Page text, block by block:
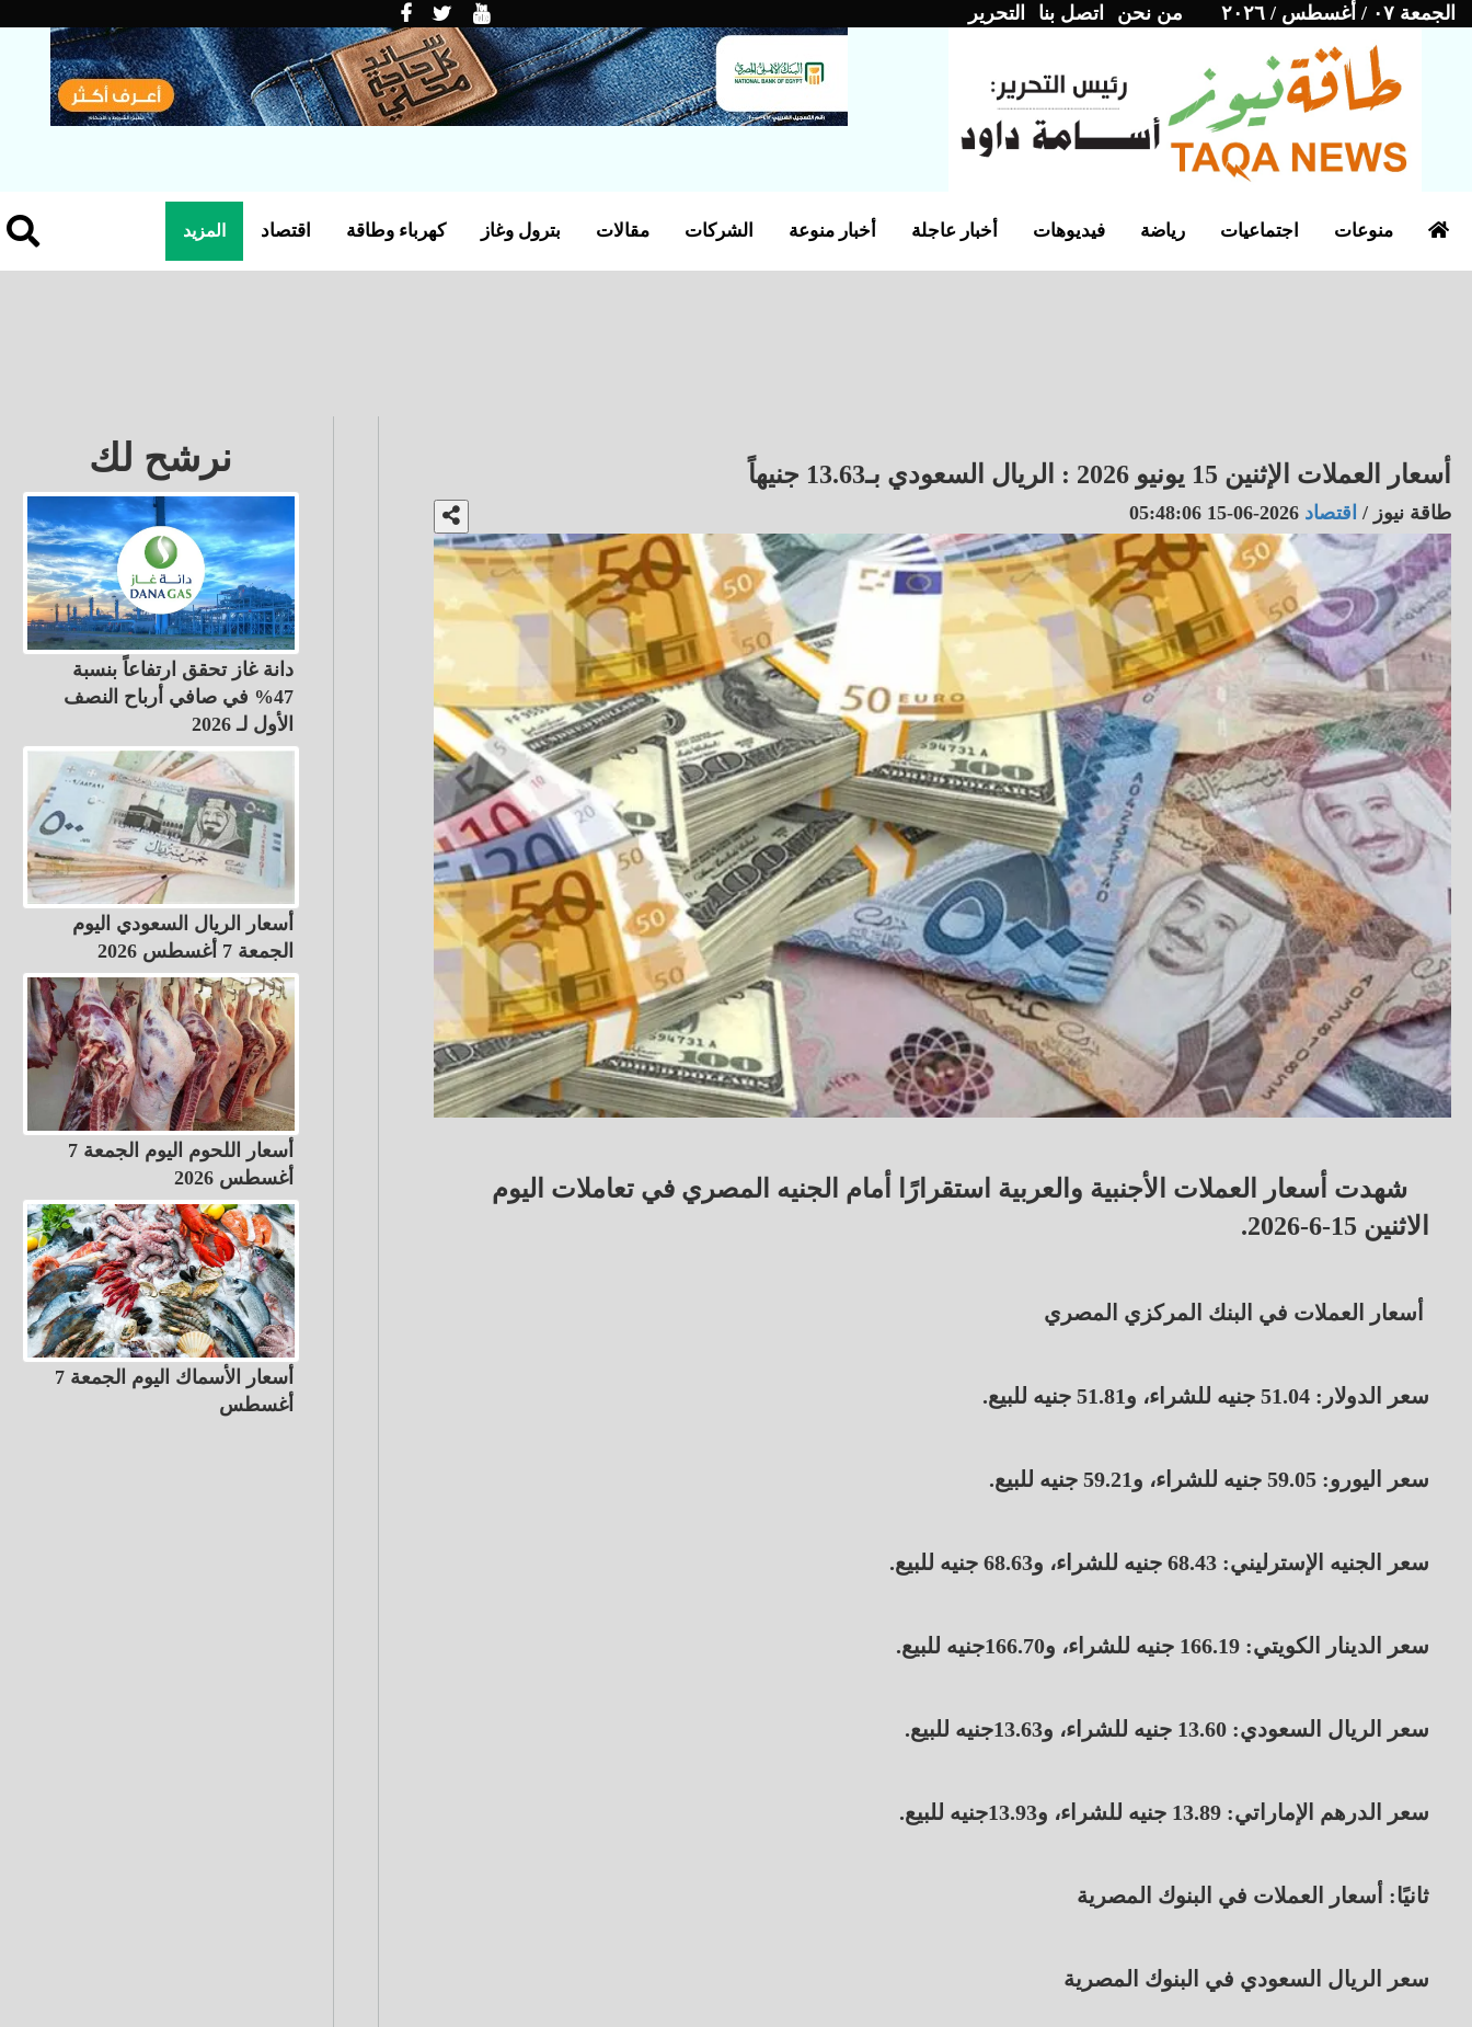
الجمعة ٠٧ / أغسطس / ٢٠٢٦ من نحن اتصل بنا التحرير
المزيد اقتصاد كهرباء وطاقة بترول وغاز مقالات الشركات أخبار منوعة أخبار عاجلة فيديوهات رياضة اجتماعيات منوعات
أسعار العملات الإثنين 15 يونيو 2026 : الريال السعودي بـ13.63 جنيهاً
طاقة نيوز / اقتصاد2026-06-15 05:48:06
شهدت أسعار العملات الأجنبية والعربية استقرارًا أمام الجنيه المصري في تعاملات اليوم
الاثنين 15-6-2026.
أسعار العملات في البنك المركزي المصري
سعر الدولار: 51.04 جنيه للشراء، و51.81 جنيه للبيع.
سعر اليورو: 59.05 جنيه للشراء، و59.21 جنيه للبيع.
سعر الجنيه الإسترليني: 68.43 جنيه للشراء، و68.63 جنيه للبيع.
سعر الدينار الكويتي: 166.19 جنيه للشراء، و166.70جنيه للبيع.
سعر الريال السعودي: 13.60 جنيه للشراء، و13.63جنيه للبيع.
سعر الدرهم الإماراتي: 13.89 جنيه للشراء، و13.93جنيه للبيع.
ثانيًا: أسعار العملات في البنوك المصرية
سعر الريال السعودي في البنوك المصرية
نرشح لك
دانة غاز تحقق ارتفاعاً بنسبة
47% في صافي أرباح النصف
الأول لـ 2026
أسعار الريال السعودي اليوم
الجمعة 7 أغسطس 2026
أسعار اللحوم اليوم الجمعة 7
أغسطس 2026
أسعار الأسماك اليوم الجمعة 7
أغسطس